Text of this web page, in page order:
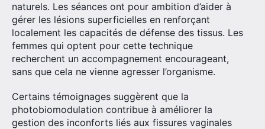
naturels. Les séances ont pour ambition d’aider à
gérer les lésions superficielles en renforçant
localement les capacités de défense des tissus. Les
femmes qui optent pour cette technique
recherchent un accompagnement encourageant,
sans que cela ne vienne agresser l’organisme.
Certains témoignages suggèrent que la
photobiomodulation contribue à améliorer la
gestion des inconforts liés aux fissures vaginales